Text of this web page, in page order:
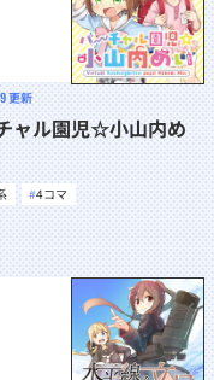
更新
ャル園児☆小山内め
4コマ